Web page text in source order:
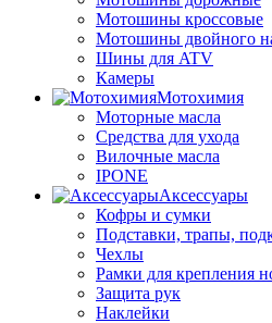
Мотошины кроссовые
Мотошины двойного
Шины для ATV
Камеры
Мотохимия
Моторные масла
Средства для ухода
Вилочные масла
IPONE
Аксессуары
Кофры и сумки
Подставки, трапы,
Чехлы
Рамки для крепления
Защита рук
Наклейки